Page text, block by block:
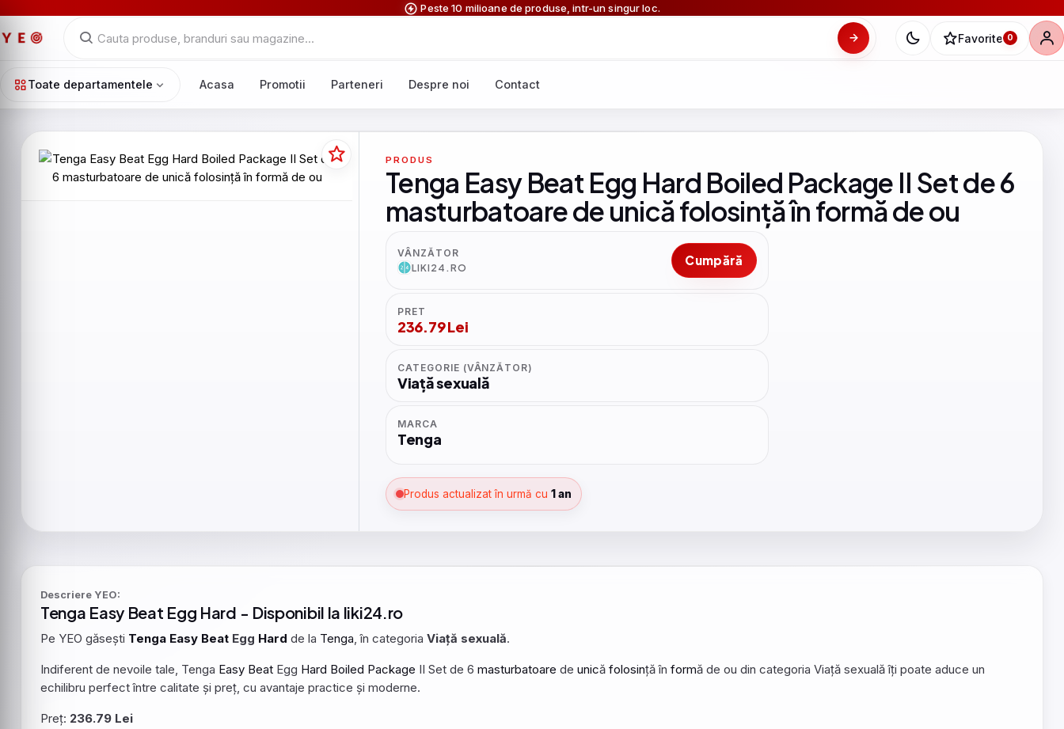
Peste 10 milioane de produse, intr-un singur loc.
Favorite 0
Toate departamentele Acasa Promotii Parteneri Despre noi Contact
PRODUS
Tenga Easy Beat Egg Hard Boiled Package II Set de 6
masturbatoare de unică folosință în formă de ou
VÂNZĂTOR
LIKI24.RO
Cumpără
PRET
236.79 Lei
CATEGORIE (VÂNZĂTOR)
Viață sexuală
MARCA
Tenga
Produs actualizat în urmă cu 1 an
Descriere YEO:
Tenga Easy Beat Egg Hard - Disponibil la liki24.ro
Pe YEO găsești Tenga Easy Beat Egg Hard de la Tenga, în categoria Viață sexuală.
Indiferent de nevoile tale, Tenga Easy Beat Egg Hard Boiled Package II Set de 6 masturbatoare de unică folosință în formă de ou din categoria Viață sexuală îți poate aduce un
echilibru perfect între calitate și preț, cu avantaje practice și moderne.
Preț: 236.79 Lei